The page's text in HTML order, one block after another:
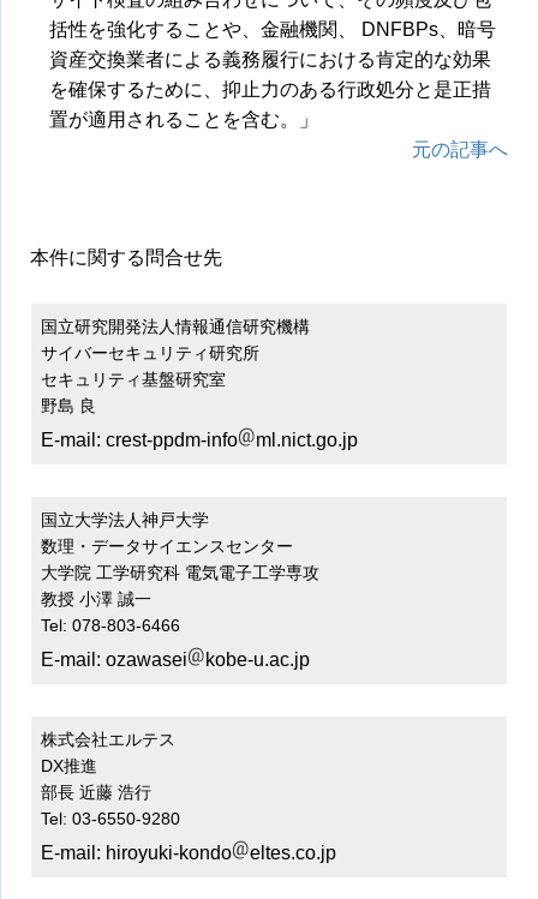
括性を強化することや、金融機関、 DNFBPs、暗号
資産交換業者による義務履行における肯定的な効果
を確保するために、抑止力のある行政処分と是正措
置が適用されることを含む。」
元の記事へ
本件に関する問合せ先
国立研究開発法人情報通信研究機構
サイバーセキュリティ研究所
セキュリティ基盤研究室
野島 良
E-mail:crest-ppdm-info ml.nict.go.jp
国立大学法人神戸大学
数理・データサイエンスセンター
大学院 工学研究科 電気電子工学専攻
教授 小澤 誠一
Tel: 078-803-6466
E-mail:ozawasei kobe-u.ac.jp
株式会社エルテス
DX推進
部長 近藤 浩行
Tel: 03-6550-9280
E-mail: hiroyuki-kondo eltes.co.jp